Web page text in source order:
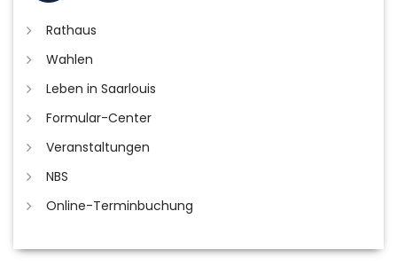
Rathaus
Wahlen
Leben in Saarlouis
Formular-Center
Veranstaltungen
NBS
Online-Terminbuchung